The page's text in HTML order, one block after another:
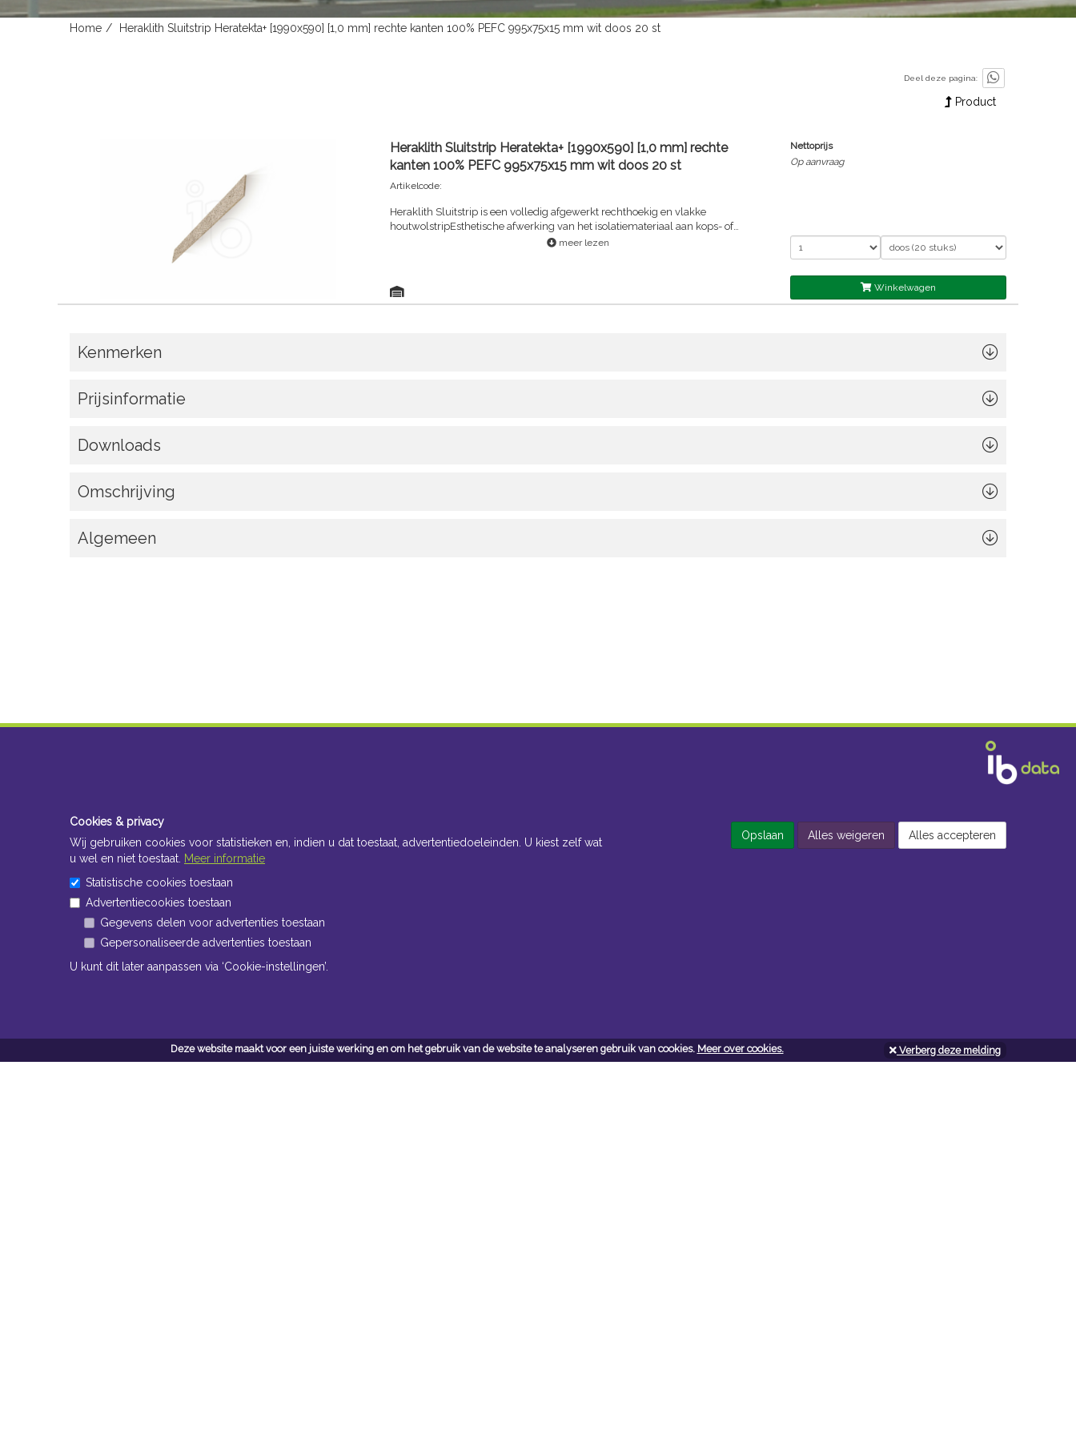
Deze website maakt voor een juiste werking en om het gebruik van de website te analyseren gebruik van cookies. Meer over cookies. Verberg deze melding
Home Heraklith Sluitstrip Heratekta+ [1990x590] [1,0 mm] rechte kanten 100% PEFC 995x75x15 mm wit doos 20 st
Deel deze pagina:
Product
Heraklith Sluitstrip Heratekta+ [1990x590] [1,0 mm] rechte
kanten 100% PEFC 995x75x15 mm wit doos 20 st
Artikelcode:
Heraklith Sluitstrip is een volledig afgewerkt rechthoekig en vlakke
houtwolstripEsthetische afwerking van het isolatiemateriaal aan kops- of
meer lezen
Nettoprijs
Op aanvraag
Winkelwagen
Kenmerken
Prijsinformatie
Downloads
Omschrijving
Algemeen
Cookies & privacy
Wij gebruiken cookies voor statistieken en, indien u dat toestaat, advertentiedoeleinden. U kiest zelf wat
u wel en niet toestaat. Meer informatie
Statistische cookies toestaan
Advertentiecookies toestaan
Gegevens delen voor advertenties toestaan
Gepersonaliseerde advertenties toestaan
U kunt dit later aanpassen via ‘Cookie-instellingen’.
Opslaan Alles weigeren Alles accepteren